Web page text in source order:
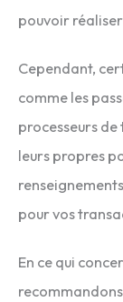
pouvoir réaliser
Cependant,
comme les
processeurs
leurs propres
pour vos
En ce qui